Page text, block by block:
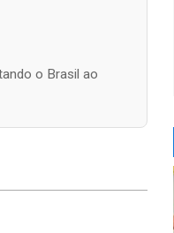
o Brasil ao